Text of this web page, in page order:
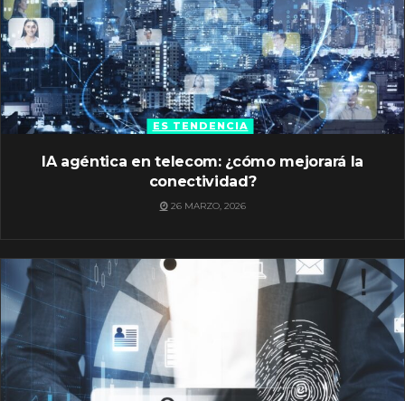
ES TENDENCIA
IA agéntica en telecom: ¿cómo mejorará la
conectividad?
26 MARZO, 2026